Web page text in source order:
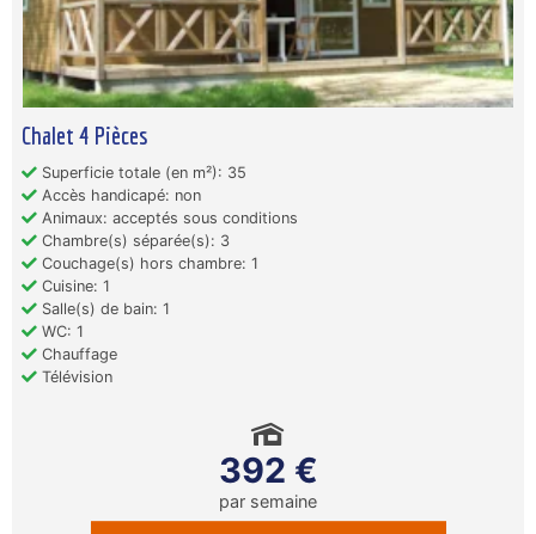
Chalet 4 Pièces
Superficie totale (en m²): 35
Accès handicapé: non
Animaux: acceptés sous conditions
Chambre(s) séparée(s): 3
Couchage(s) hors chambre: 1
Cuisine: 1
Salle(s) de bain: 1
WC: 1
Chauffage
Télévision
392 €
par semaine